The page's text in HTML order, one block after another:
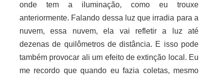
onde tem a iluminação, como eu trouxe
anteriormente. Falando dessa luz que irradia para a
nuvem, essa nuvem, ela vai refletir a luz até
dezenas de quilômetros de distância. E isso pode
também provocar ali um efeito de extinção local. Eu
me recordo que quando eu fazia coletas, mesmo